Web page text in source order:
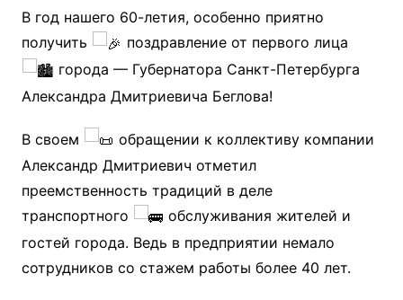
В год нашего 60-летия, особенно приятно
получить
поздравление от первого лица
города — Губернатора Санкт-Петербурга
Александра Дмитриевича Беглова!
В своем
обращении к коллективу компании
Александр Дмитриевич отметил
преемственность традиций в деле
транспортного
обслуживания жителей и
гостей города. Ведь в предприятии немало
сотрудников со стажем работы более 40 лет.